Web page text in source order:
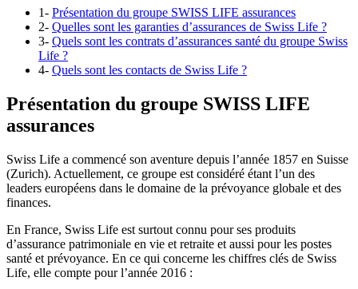
1- Présentation du groupe SWISS LIFE assurances
2- Quelles sont les garanties d’assurances de Swiss Life ?
3- Quels sont les contrats d’assurances santé du groupe Swiss
Life ?
4- Quels sont les contacts de Swiss Life ?
Présentation du groupe SWISS LIFE
assurances
Swiss Life a commencé son aventure depuis l’année 1857 en Suisse
(Zurich). Actuellement, ce groupe est considéré étant l’un des
leaders européens dans le domaine de la prévoyance globale et des
finances.
En France, Swiss Life est surtout connu pour ses produits
d’assurance patrimoniale en vie et retraite et aussi pour les postes
santé et prévoyance. En ce qui concerne les chiffres clés de Swiss
Life, elle compte pour l’année 2016 :